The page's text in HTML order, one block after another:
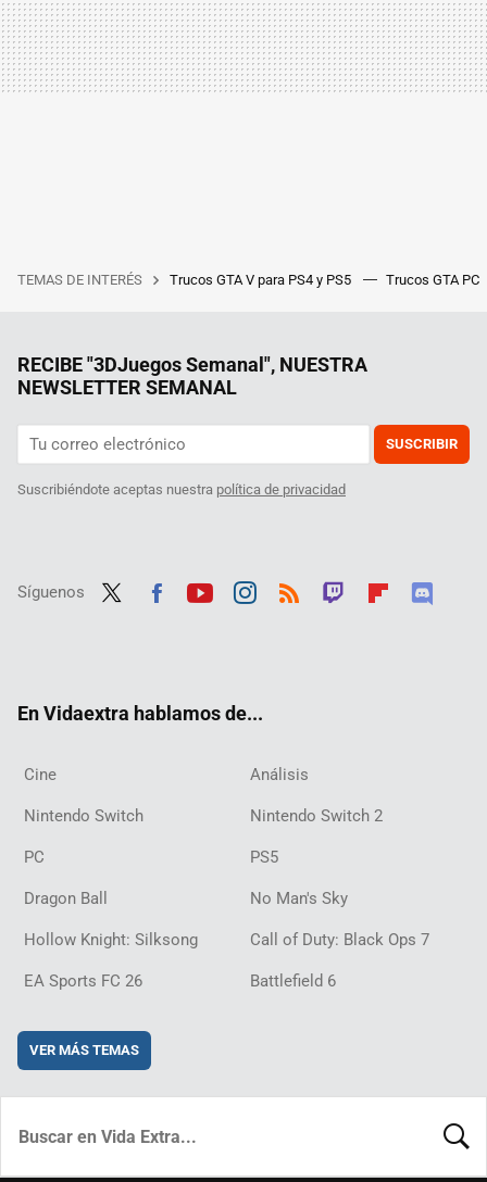
TEMAS DE INTERÉS Trucos GTA V para PS4 y PS5 Trucos GTA PC
RECIBE "3DJuegos Semanal", NUESTRA
NEWSLETTER SEMANAL
SUSCRIBIR
Suscribiéndote aceptas nuestra política de privacidad
Síguenos
En Vidaextra hablamos de...
Cine Análisis
Nintendo Switch Nintendo Switch 2
PC PS5
Dragon Ball No Man's Sky
Hollow Knight: Silksong Call of Duty: Black Ops 7
EA Sports FC 26 Battlefield 6
VER MÁS TEMAS